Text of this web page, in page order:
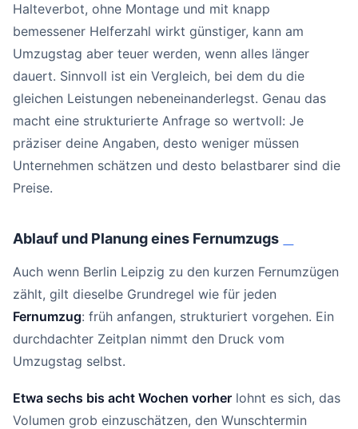
Halteverbot, ohne Montage und mit knapp
bemessener Helferzahl wirkt günstiger, kann am
Umzugstag aber teuer werden, wenn alles länger
dauert. Sinnvoll ist ein Vergleich, bei dem du die
gleichen Leistungen nebeneinanderlegst. Genau das
macht eine strukturierte Anfrage so wertvoll: Je
präziser deine Angaben, desto weniger müssen
Unternehmen schätzen und desto belastbarer sind die
Preise.
Ablauf und Planung eines Fernumzugs
Auch wenn Berlin Leipzig zu den kurzen Fernumzügen
zählt, gilt dieselbe Grundregel wie für jeden
Fernumzug: früh anfangen, strukturiert vorgehen. Ein
durchdachter Zeitplan nimmt den Druck vom
Umzugstag selbst.
Etwa sechs bis acht Wochen vorher lohnt es sich, das
Volumen grob einzuschätzen, den Wunschtermin